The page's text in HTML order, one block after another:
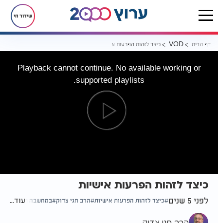
שידור חי
דף הבית VOD כיצד לזהות הפרעות אישיות
Playback cannot continue. No available working or
supported playlists.
כיצד לזהות הפרעות אישיות
לפני 5 שנים כיצד לזהות הפרעות אישיות הרב חגי צדוק במחשבה תחילה
עוד...